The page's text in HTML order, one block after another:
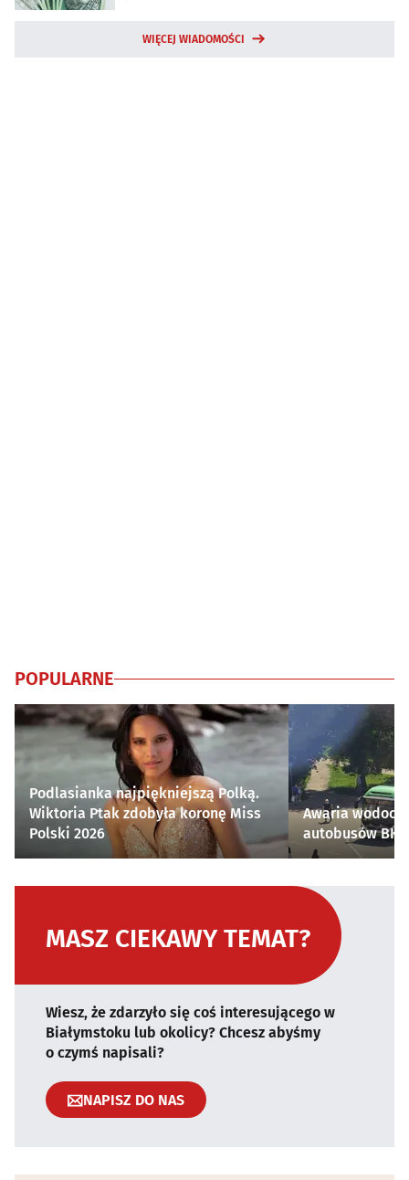
WIĘCEJ WIADOMOŚCI
POPULARNE
Podlasianka najpiękniejszą Polką.
Wiktoria Ptak zdobyła koronę Miss
Polski 2026
Awaria
autobusów
MASZ CIEKAWY TEMAT?
Wiesz, że zdarzyło się coś interesującego w
Białymstoku lub okolicy? Chcesz abyśmy
o czymś napisali?
NAPISZ DO NAS